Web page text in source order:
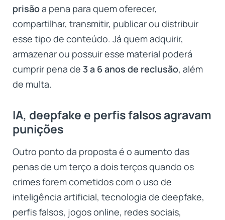
prisãoa pena para quem oferecer,
compartilhar, transmitir, publicar ou distribuir
esse tipo de conteúdo. Já quem adquirir,
armazenar ou possuir esse material poderá
cumprir pena de 3 a 6 anos de reclusão, além
de multa.
IA, deepfake e perfis falsos agravam
punições
Outro ponto da proposta é o aumento das
penas de um terço a dois terços quando os
crimes forem cometidos com o uso de
inteligência artificial, tecnologia de deepfake,
perfis falsos, jogos online, redes sociais,